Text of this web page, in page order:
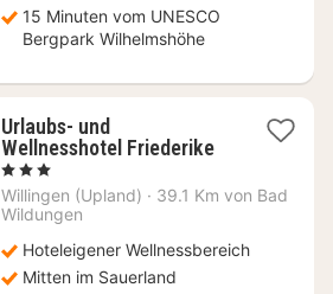
15 Minuten vom UNESCO
Bergpark Wilhelmshöhe
Urlaubs- und
Wellnesshotel Friederike2
ab
, 3 Sterne
Willingen (Upland) · 39.1 Km von Bad
Wildungen
Hoteleigener Wellnessbereich
Mitten im Sauerland